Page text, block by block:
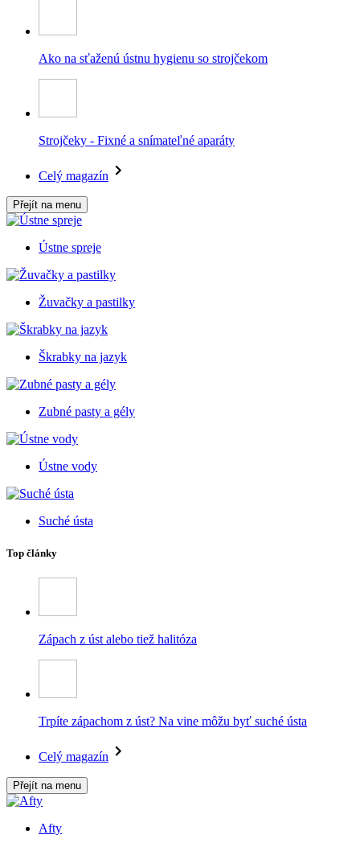
Ako na sťaženú ústnu hygienu so strojčekom
Strojčeky - Fixné a snímateľné aparáty
Celý magazín
Přejít na menu
Ústne spreje
Žuvačky a pastilky
Škrabky na jazyk
Zubné pasty a gély
Ústne vody
Suché ústa
Top články
Zápach z úst alebo tiež halitóza
Trpíte zápachom z úst? Na vine môžu byť suché ústa
Celý magazín
Přejít na menu
Afty